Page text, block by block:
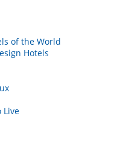
of the World
Hotels
Live